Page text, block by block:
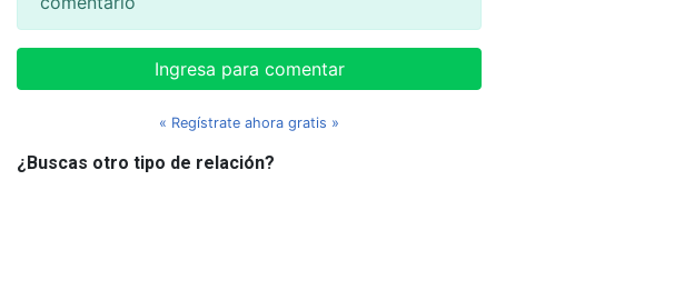
Ingresa para comentar
« Regístrate ahora gratis »
¿Buscas otro tipo de relación?